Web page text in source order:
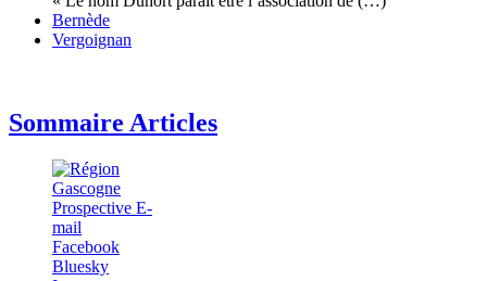
Bernède
Vergoignan
Sommaire Articles